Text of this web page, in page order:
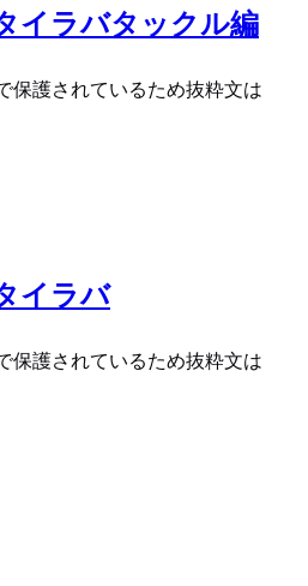
イラバタックル編
保護されているため抜粋文は
イラバ
保護されているため抜粋文は